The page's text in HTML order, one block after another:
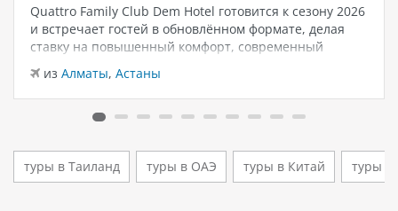
Quattro Family Club Dem Hotel готовится к сезону 2026
и встречает гостей в обновлённом формате, делая
ставку на повышенный комфорт, современный
дизайн и атмосферу спокойного семейного отдыха у
моря. Отель остаётся популярным выбором для тех,
кто ищет семейный отель в…
из Алматы, Астаны
туры в Таиланд туры в ОАЭ туры в Китай туры в